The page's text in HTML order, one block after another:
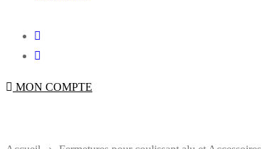
MON COMPTE